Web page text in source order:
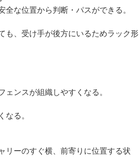
全な位置から判断・パスができる。
も、受け手が後方にいるためラック形
ンスが組織しやすくなる。
なる。
リーのすぐ横、前寄りに位置する状